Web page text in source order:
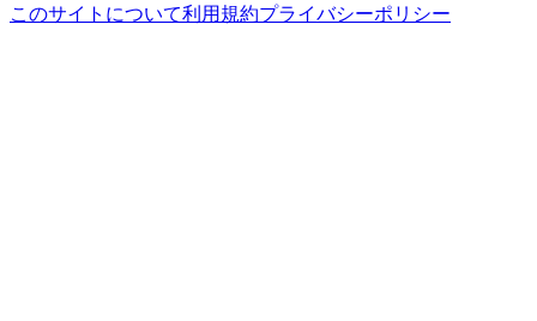
このサイトについて利用規約プライバシーポリシー